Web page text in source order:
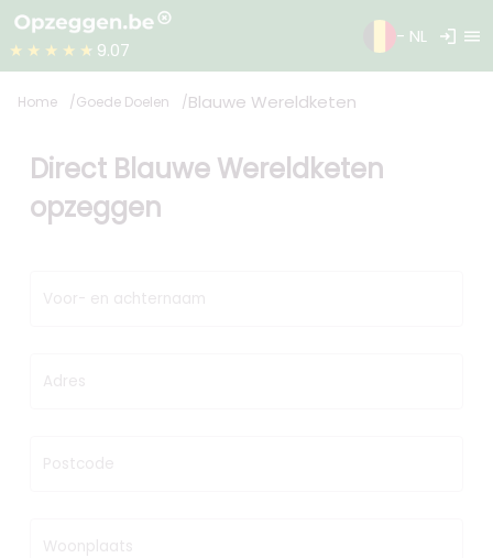
★★★★★ 9.07
- NL login menu
Home Goede Doelen Blauwe Wereldketen
Direct Blauwe Wereldketen
opzeggen
Voor- en achternaam
Adres
Postcode
Woonplaats